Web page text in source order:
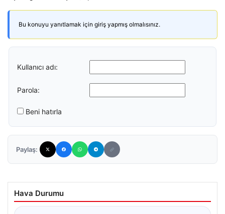
Bu konuyu yanıtlamak için giriş yapmış olmalısınız.
Kullanıcı adı:
Parola:
Beni hatırla
Paylaş:
Hava Durumu